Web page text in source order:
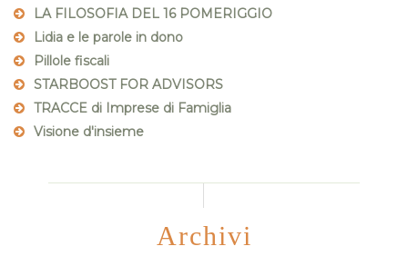
LA FILOSOFIA DEL 16 POMERIGGIO
Lidia e le parole in dono
Pillole fiscali
STARBOOST FOR ADVISORS
TRACCE di Imprese di Famiglia
Visione d'insieme
Archivi